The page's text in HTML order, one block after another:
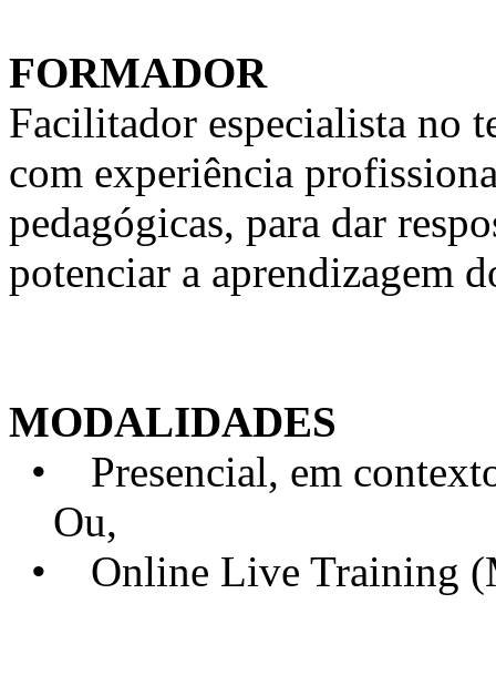
FORMADOR
Facilitador especialista no
com experiência
pedagógicas, para dar
potenciar a aprendizagem
MODALIDADES
• Presencial, em
Ou,
• Online Live Training